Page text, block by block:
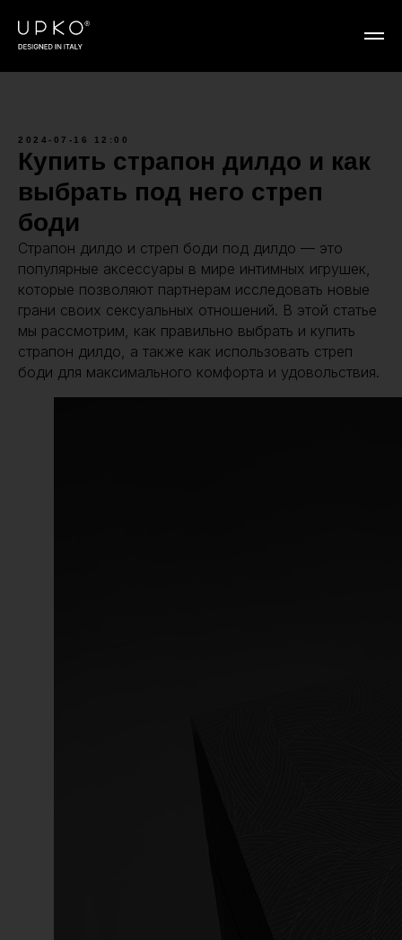
2024-07-16 12:00
Купить страпон дилдо и как
выбрать под него стреп
боди
Страпон дилдо и стреп боди под дилдо — это
популярные аксессуары в мире интимных игрушек,
которые позволяют партнерам исследовать новые
грани своих сексуальных отношений. В этой статье
мы рассмотрим, как правильно выбрать и купить
страпон дилдо, а также как использовать стреп
боди для максимального комфорта и удовольствия.